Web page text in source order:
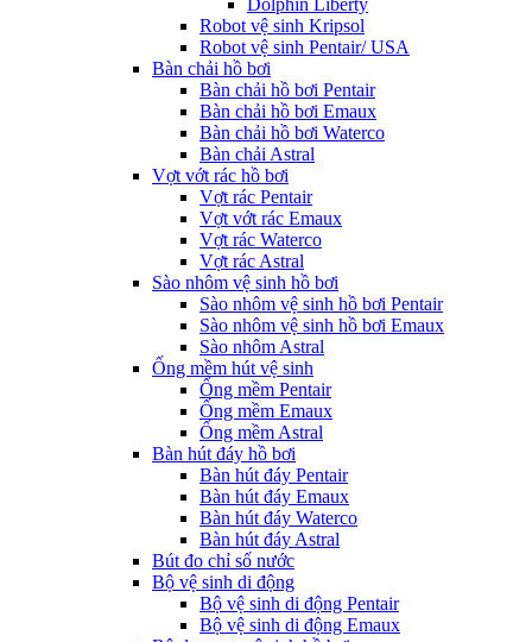
Dolphin Liberty
Robot vệ sinh Kripsol
Robot vệ sinh Pentair/ USA
Bàn chải hồ bơi
Bàn chải hồ bơi Pentair
Bàn chải hồ bơi Emaux
Bàn chải hồ bơi Waterco
Bàn chải Astral
Vợt vớt rác hồ bơi
Vợt rác Pentair
Vợt vớt rác Emaux
Vợt rác Waterco
Vợt rác Astral
Sào nhôm vệ sinh hồ bơi
Sào nhôm vệ sinh hồ bơi Pentair
Sào nhôm vệ sinh hồ bơi Emaux
Sào nhôm Astral
Ống mềm hút vệ sinh
Ống mềm Pentair
Ống mềm Emaux
Ống mềm Astral
Bàn hút đáy hồ bơi
Bàn hút đáy Pentair
Bàn hút đáy Emaux
Bàn hút đáy Waterco
Bàn hút đáy Astral
Bút đo chỉ số nước
Bộ vệ sinh di động
Bộ vệ sinh di động Pentair
Bộ vệ sinh di động Emaux